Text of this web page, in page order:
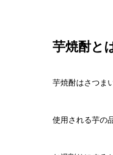
芋焼酎と
芋焼酎はさつま
使用される芋の